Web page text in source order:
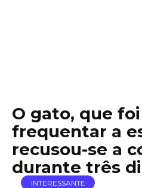
O gato, que
frequentar a
recusou-se a
durante três
INTERESSANTE